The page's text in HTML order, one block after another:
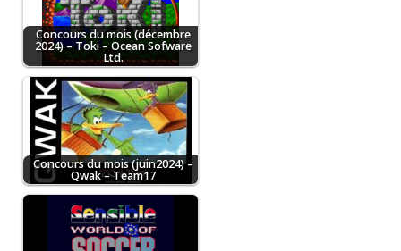
Concours du mois (décembre
2024) – Toki – Ocean Sofware
Ltd.
Concours du mois (juin2024) –
Qwak – Team17